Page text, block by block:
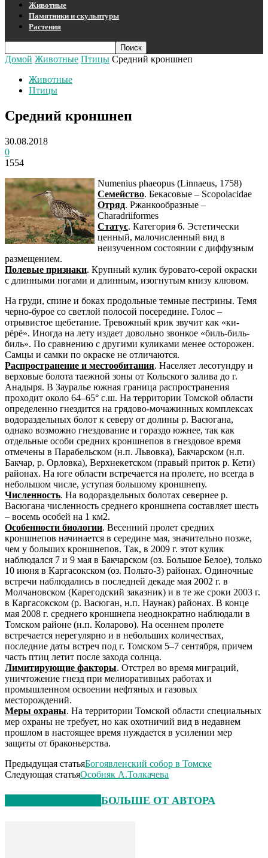
Животные
Памятники и скульптуры
Растения
Домой Животные Птицы Средний кроншнеп
Животные
Птицы
Средний кроншнеп
30.08.2018
0
1554
Numenius phaeopus (Linnaeus, 1758)
Семейство. Бекасовые – Scopolacidae
Отряд. Ржанкообразные –
Charadriiformes
Статус. Категория 6. Эстетически
ценный, малочисленный вид в
неизученном состоянии с диффузным
размещением.
Полевые признаки. Крупный кулик буровато-серой окраски
с длинными ногами и длинным, изогнутым книзу клювом.
На груди, спине и боках продольные темные пестрины. Темя
черно-бурое со светлой полосой посередине. Голос –
отрывистое щебетание. Тревожный крик звучит как «ки-
рёрё». Иногда на лету издает довольно звонкое «биль-биль-
биль». По сравнению с другими куликами менее осторожен.
Самцы и самки по окраске не отличаются.
Распространение и местообитания. Населяет лесотундру и
верховые болота таежной зоны от Кольского залива до г.
Анадыря. В Зауралье южная граница распространения
проходит около 64–65° с.ш. На территории Томской области
определенно гнездится на грядово-мочажинных комплексах
водораздельных болот к северу от долины р. Васюгана,
однако возможно гнездование и гораздо южнее, так как
отдельные особи средних кроншнепов в гнездовое время
отмечены в Парабельском (н.п. Львовка), Бакчарском (н.п.
Бакчар, р. Орловка), Верхнекетском (правый приток р. Кети)
районах. На юге области встречается на пролете, но всегда в
небольшом числе, уступая большому кроншнепу.
Численность. На водораздельных болотах севернее р.
Васюгана численность среднего кроншнепа составляет шесть
– восемь особей на 1 км2.
Особенности биологии. Весенний пролет средних
кроншнепов начинается в середине мая, значительно позже,
чем у больших кроншнепов. Так, в 2009 г. этот кулик
наблюдался 7 и 9 мая в Бакчарском (оз. Большое Белое), только
10 июня в Каргасокском (оз. Польто-3) районах. Одиночные
встречи наблюдались в последней декаде мая 2002 г. в
Молчановском (Карегодский заказник) и в те же сроки 2003 г.
в Каргасокском (р. Васюган, н.п. Наунак) районах. В конце
мая 2008 г. среднего кроншнепа неоднократно наблюдали в
Томском районе (н.п. Коларово). На осеннем пролете
встречается нерегулярно и в небольших количествах,
последние даты встреч под г. Томском 5–7 сентября, причем
часть птиц летит после захода солнца.
Лимитирующие факторы. Отстрел во время миграций,
уничтожение гнезд при мелиоративных работах и
промышленном освоении нефтяных и газовых
месторождений.
Меры охраны. На территории Томской области специальных
мер охраны не требует, но как охотничий вид в недавнем
прошлом в настоящее время нуждается в усилении мер
защиты от браконьерства.
Предыдущая статьяБогоявленский собор в Томске
Следующая статьяОсобняк А.Толкачева
БОЛЬШЕ ОТ АВТОРА